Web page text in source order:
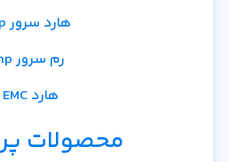
هارد سرور hp
رم سرور hp
هارد EMC
محصولات